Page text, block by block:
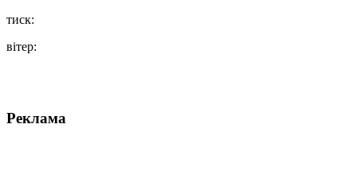
тиск:
вітер:
Реклама